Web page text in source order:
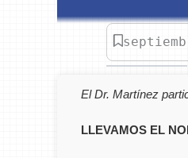
El Dr. Martínez
LLEVAMOS EL